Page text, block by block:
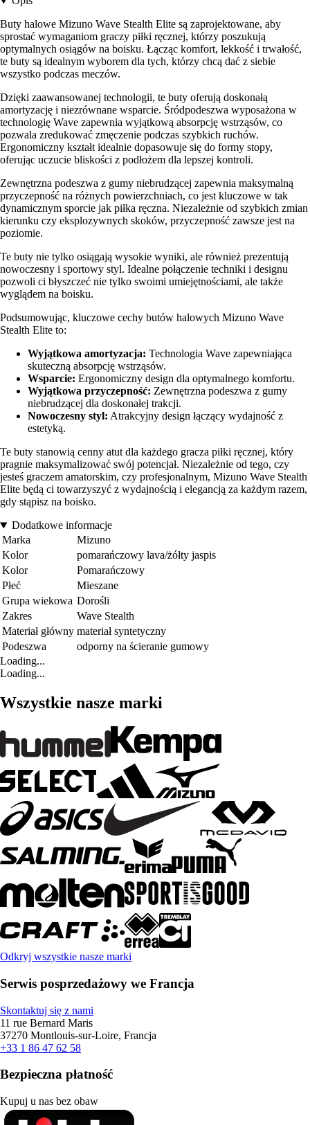
Buty halowe Mizuno Wave Stealth Elite są zaprojektowane, aby
sprostać wymaganiom graczy piłki ręcznej, którzy poszukują
optymalnych osiągów na boisku. Łącząc komfort, lekkość i trwałość,
te buty są idealnym wyborem dla tych, którzy chcą dać z siebie
wszystko podczas meczów.
Dzięki zaawansowanej technologii, te buty oferują doskonałą
amortyzację i niezrównane wsparcie. Śródpodeszwa wyposażona w
technologię Wave zapewnia wyjątkową absorpcję wstrząsów, co
pozwala zredukować zmęczenie podczas szybkich ruchów.
Ergonomiczny kształt idealnie dopasowuje się do formy stopy,
oferując uczucie bliskości z podłożem dla lepszej kontroli.
Zewnętrzna podeszwa z gumy niebrudzącej zapewnia maksymalną
przyczepność na różnych powierzchniach, co jest kluczowe w tak
dynamicznym sporcie jak piłka ręczna. Niezależnie od szybkich zmian
kierunku czy eksplozywnych skoków, przyczepność zawsze jest na
poziomie.
Te buty nie tylko osiągają wysokie wyniki, ale również prezentują
nowoczesny i sportowy styl. Idealne połączenie techniki i designu
pozwoli ci błyszczeć nie tylko swoimi umiejętnościami, ale także
wyglądem na boisku.
Podsumowując, kluczowe cechy butów halowych Mizuno Wave
Stealth Elite to:
Wyjątkowa amortyzacja: Technologia Wave zapewniająca
skuteczną absorpcję wstrząsów.
Wsparcie: Ergonomiczny design dla optymalnego komfortu.
Wyjątkowa przyczepność: Zewnętrzna podeszwa z gumy
niebrudzącej dla doskonałej trakcji.
Nowoczesny styl: Atrakcyjny design łączący wydajność z
estetyką.
Te buty stanowią cenny atut dla każdego gracza piłki ręcznej, który
pragnie maksymalizować swój potencjał. Niezależnie od tego, czy
jesteś graczem amatorskim, czy profesjonalnym, Mizuno Wave Stealth
Elite będą ci towarzyszyć z wydajnością i elegancją za każdym razem,
gdy stąpisz na boisko.
Dodatkowe informacje
Marka
Mizuno
Kolor
pomarańczowy lava/żółty jaspis
Kolor
Pomarańczowy
Płeć
Mieszane
Grupa wiekowa Dorośli
Zakres
Wave Stealth
Materiał główny materiał syntetyczny
Podeszwa
odporny na ścieranie gumowy
Loading...
Loading...
Wszystkie nasze marki
Odkryj wszystkie nasze marki
Serwis posprzedażowy we Francja
Skontaktuj się z nami
11 rue Bernard Maris
37270 Montlouis-sur-Loire, Francja
+33 1 86 47 62 58
Bezpieczna płatność
Kupuj u nas bez obaw